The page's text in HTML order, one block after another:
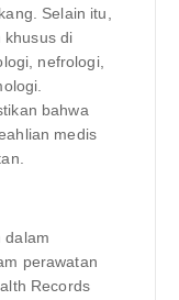
Selain itu,
khusus di
nefrologi,
bahwa
medis
dalam
perawatan
Records